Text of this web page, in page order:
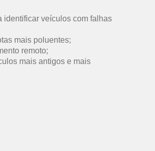
identificar veículos com falhas
mais poluentes;
remoto;
mais antigos e mais